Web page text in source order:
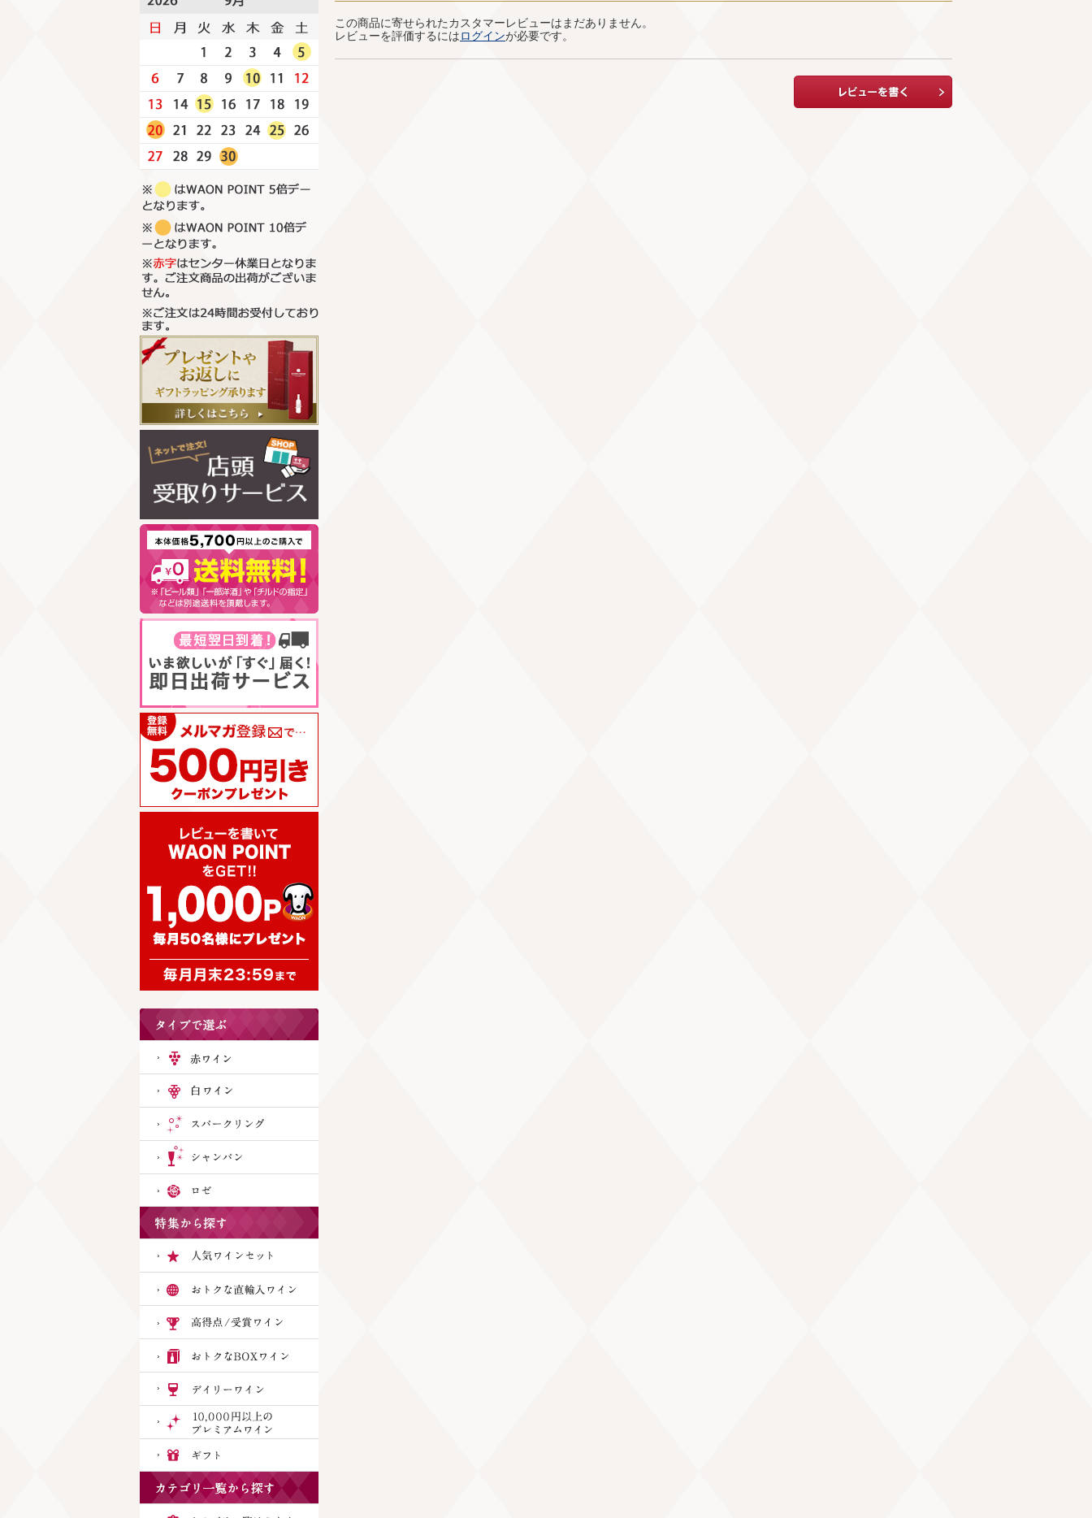
この商品に寄せられたカスタマーレビューはまだありません。
レビューを評価するにはログインが必要です。